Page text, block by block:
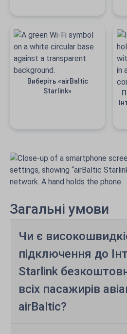
Виберіть «airBaltic
Starlink»
Загальні умови
Чи є
підключення до
Starlink
всіх пасажирів
airBaltic?